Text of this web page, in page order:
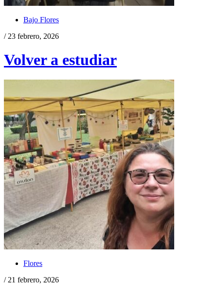
Bajo Flores
/ 23 febrero, 2026
Volver a estudiar
Flores
/ 21 febrero, 2026